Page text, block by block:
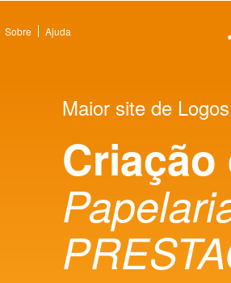
Sobre Ajuda
Maior site de
Criação